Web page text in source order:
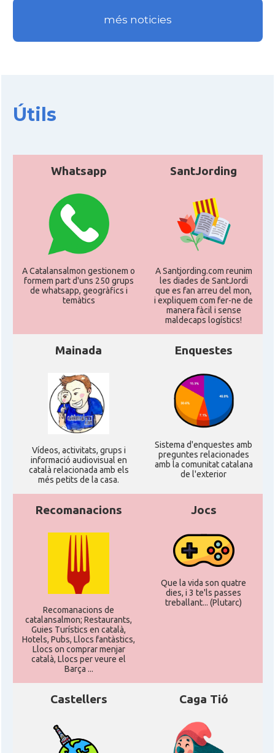
més noticies
Útils
Whatsapp
A Catalansalmon gestionem o
formem part d'uns 250 grups
de whatsapp, geogràfics i
temàtics
SantJording
A Santjording.com reunim
les diades de SantJordi
que es fan arreu del mon,
i expliquem com fer-ne de
manera fàcil i sense
maldecaps logí­stics!
Mainada
Ví­deos, activitats, grups i
informació audiovisual en
català relacionada amb els
més petits de la casa.
Enquestes
Sistema d'enquestes amb
preguntes relacionades
amb la comunitat catalana
de l'exterior
Recomanacions
Recomanacions de
catalansalmon; Restaurants,
Guies Turístics en català,
Hotels, Pubs, Llocs fantàstics,
Llocs on comprar menjar
català, Llocs per veure el
Barça ...
Jocs
Que la vida son quatre
dies, i 3 te'ls passes
treballant... (Plutarc)
Castellers Caga Tió